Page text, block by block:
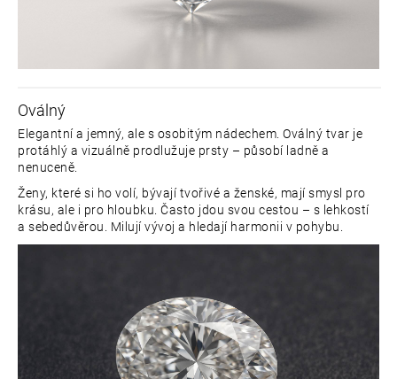
Oválný
Elegantní a jemný, ale s osobitým nádechem. Oválný tvar je
protáhlý a vizuálně prodlužuje prsty – působí ladně a
nenuceně.
Ženy, které si ho volí, bývají tvořivé a ženské, mají smysl pro
krásu, ale i pro hloubku. Často jdou svou cestou – s lehkostí
a sebedůvěrou. Milují vývoj a hledají harmonii v pohybu.